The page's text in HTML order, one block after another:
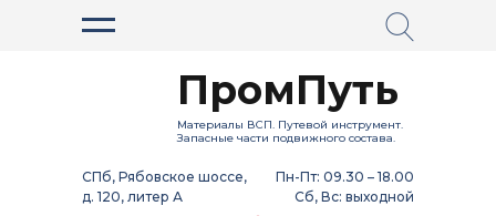
ПромПуть
Материалы ВСП. Путевой инструмент.
Запасные части подвижного состава.
СПб, Рябовское шоссе,
д. 120, литер А
Пн-Пт: 09.30 – 18.00
Сб, Вс: выходной